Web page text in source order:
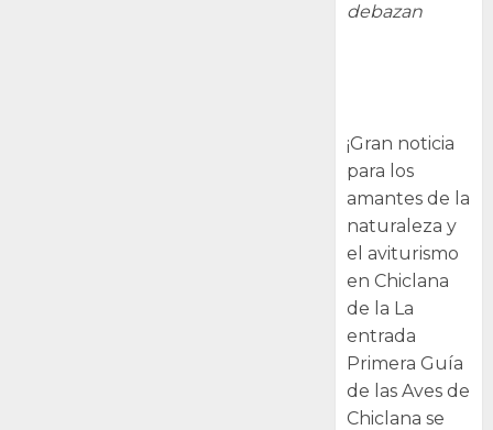
debazan
¡Gran noticia
para los
amantes de la
naturaleza y
el aviturismo
en Chiclana
de la La
entrada
Primera Guía
de las Aves de
Chiclana se